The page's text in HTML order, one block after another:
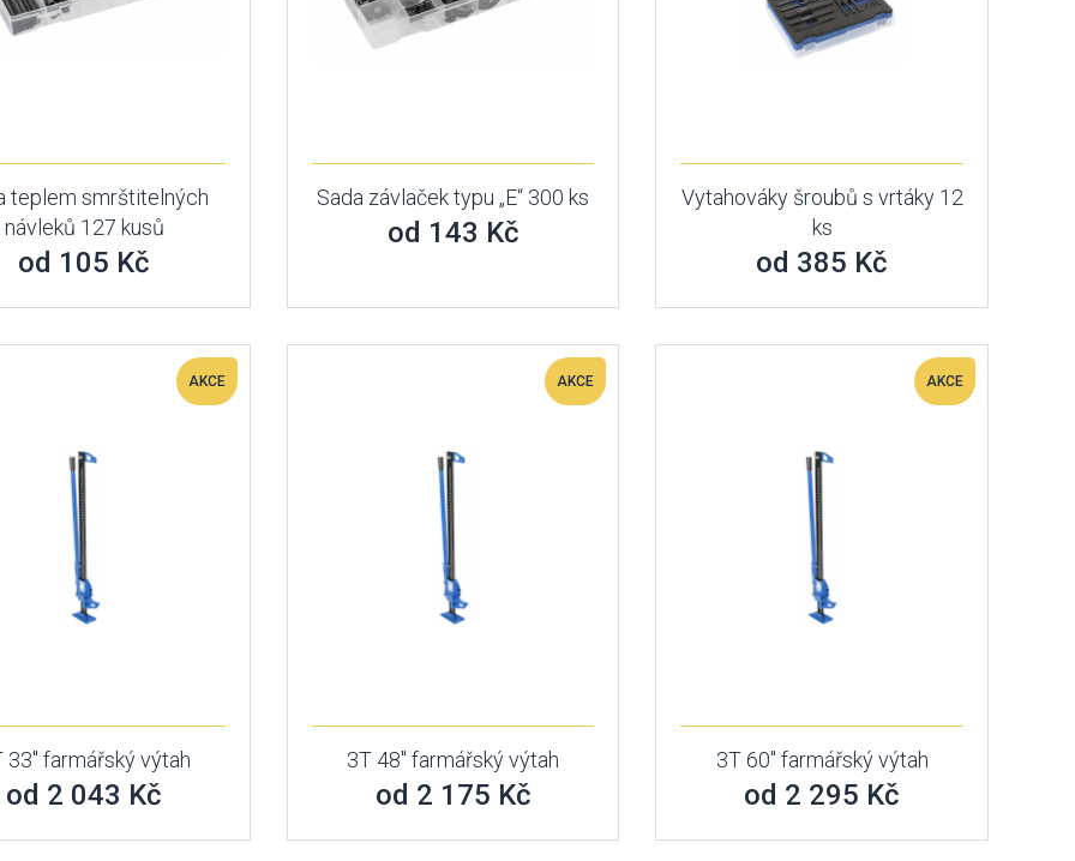
teplem smrštitelných
návleků 127 kusů
od 105 Kč
Sada závlaček typu „E“ 300 ks
od 143 Kč
Vytahováky šroubů s vrtáky 12
ks
od 385 Kč
AKCE
33" farmářský výtah
od 2 043 Kč
AKCE
3T 48" farmářský výtah
od 2 175 Kč
AKCE
3T 60" farmářský výtah
od 2 295 Kč